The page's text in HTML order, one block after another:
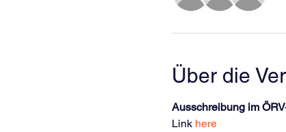
Über die
Ausschreibung im
Link here